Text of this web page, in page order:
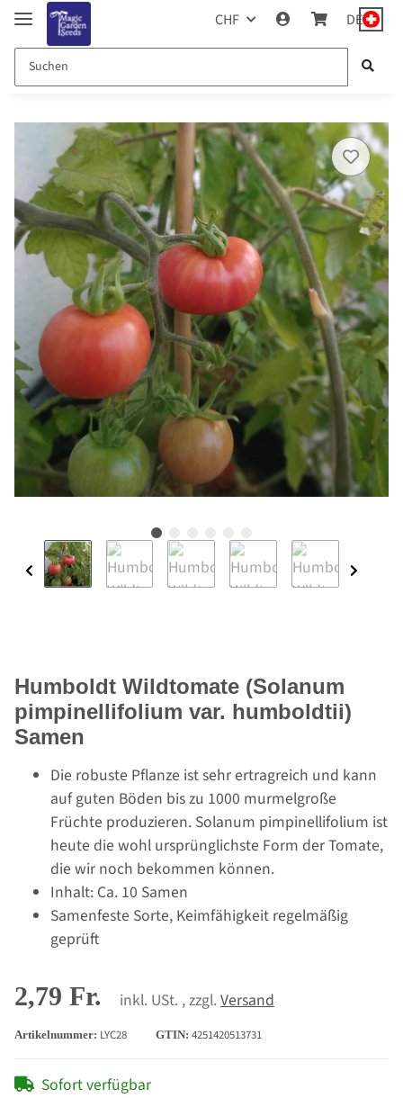
CHF DE
Humboldt Wildtomate (Solanum
pimpinellifolium var. humboldtii)
Samen
Die robuste Pflanze ist sehr ertragreich und kann
auf guten Böden bis zu 1000 murmelgroße
Früchte produzieren. Solanum pimpinellifolium ist
heute die wohl ursprünglichste Form der Tomate,
die wir noch bekommen können.
Inhalt: Ca. 10 Samen
Samenfeste Sorte, Keimfähigkeit regelmäßig
geprüft
2,79 Fr. inkl. USt. , zzgl. Versand
Artikelnummer: LYC28 GTIN: 4251420513731
Sofort verfügbar